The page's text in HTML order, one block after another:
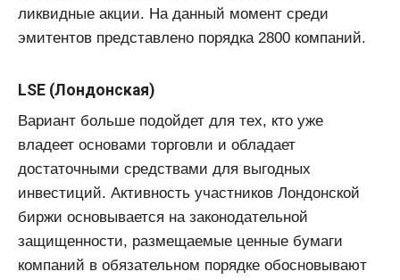
ликвидные акции. На данный момент среди
эмитентов представлено порядка 2800 компаний.
LSE (Лондонская)
Вариант больше подойдет для тех, кто уже
владеет основами торговли и обладает
достаточными средствами для выгодных
инвестиций. Активность участников Лондонской
биржи основывается на законодательной
защищенности, размещаемые ценные бумаги
компаний в обязательном порядке обосновывают